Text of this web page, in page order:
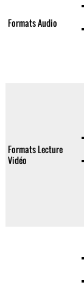
Formats Audio
Formats Lecture
Vidéo